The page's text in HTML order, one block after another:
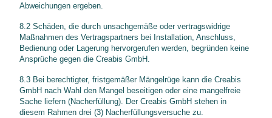
Abweichungen ergeben.
8.2 Schäden, die durch unsachgemäße oder vertragswidrige
Maßnahmen des Vertragspartners bei Installation, Anschluss,
Bedienung oder Lagerung hervorgerufen werden, begründen keine
Ansprüche gegen die Creabis GmbH.
8.3 Bei berechtigter, fristgemäßer Mängelrüge kann die Creabis
GmbH nach Wahl den Mangel beseitigen oder eine mangelfreie
Sache liefern (Nacherfüllung). Der Creabis GmbH stehen in
diesem Rahmen drei (3) Nacherfüllungsversuche zu.